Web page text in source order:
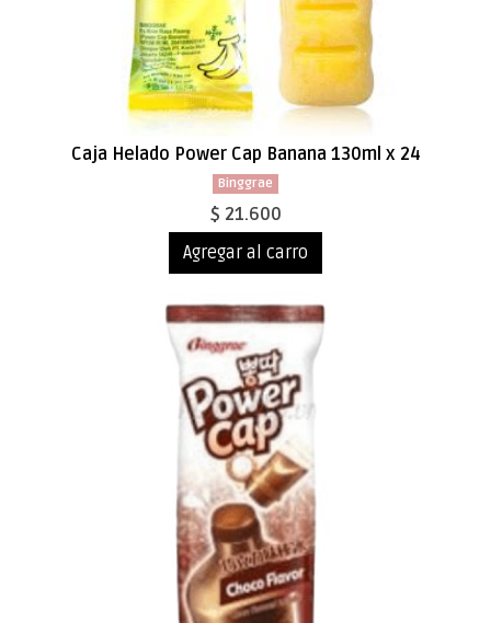
Caja Helado Power Cap Banana 130ml x 24
Binggrae
$ 21.600
Agregar al carro